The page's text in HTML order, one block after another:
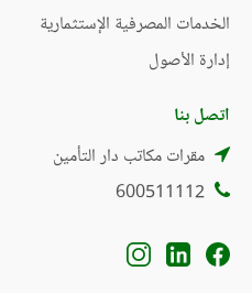
الخدمات المصرفية الإستثمارية
إدارة الأصول
اتصل بنا
مقرات مكاتب دار التأمين
600511112